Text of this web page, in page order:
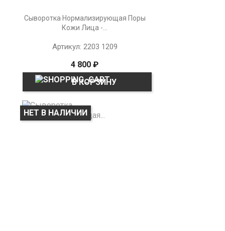
Сыворотка Нормализирующая Поры
Кожи Лица -...
Артикул: 2203 1209
4 800 ₽
В КОРЗИНУ
НЕТ В НАЛИЧИИ